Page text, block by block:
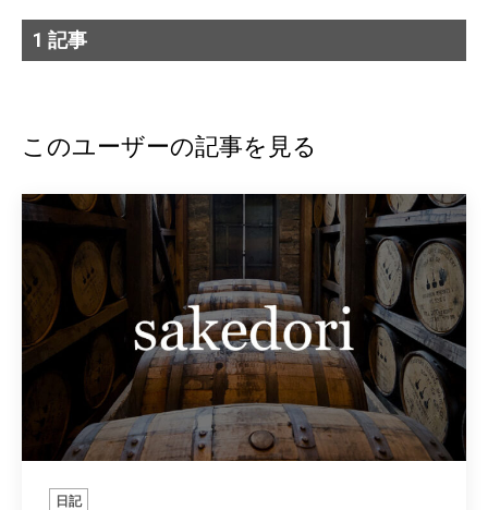
1 記事
このユーザーの記事を見る
日記